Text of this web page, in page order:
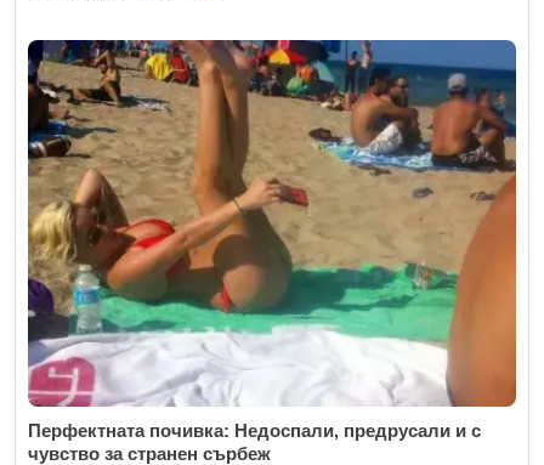
Перфектната почивка: Недоспали, предрусали и с
чувство за странен сърбеж